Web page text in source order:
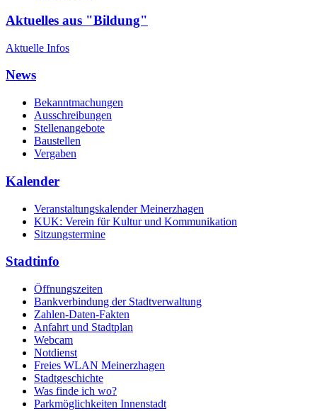
Aktuelles aus "Bildung"
Aktuelle Infos
News
Bekanntmachungen
Ausschreibungen
Stellenangebote
Baustellen
Vergaben
Kalender
Veranstaltungskalender Meinerzhagen
KUK: Verein für Kultur und Kommunikation
Sitzungstermine
Stadtinfo
Öffnungszeiten
Bankverbindung der Stadtverwaltung
Zahlen-Daten-Fakten
Anfahrt und Stadtplan
Webcam
Notdienst
Freies WLAN Meinerzhagen
Stadtgeschichte
Was finde ich wo?
Parkmöglichkeiten Innenstadt